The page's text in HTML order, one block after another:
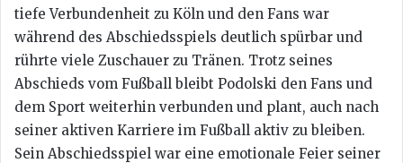
tiefe Verbundenheit zu Köln und den Fans war
während des Abschiedsspiels deutlich spürbar und
rührte viele Zuschauer zu Tränen. Trotz seines
Abschieds vom Fußball bleibt Podolski den Fans und
dem Sport weiterhin verbunden und plant, auch nach
seiner aktiven Karriere im Fußball aktiv zu bleiben.
Sein Abschiedsspiel war eine emotionale Feier seiner